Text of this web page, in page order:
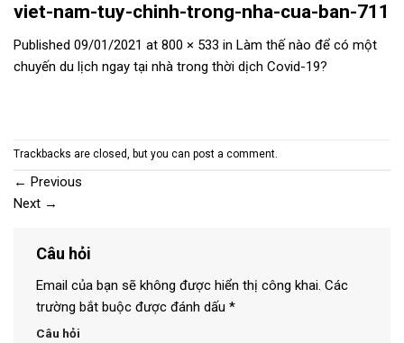
viet-nam-tuy-chinh-trong-nha-cua-ban-711
Published 09/01/2021 at 800 × 533 in Làm thế nào để có một
chuyến du lịch ngay tại nhà trong thời dịch Covid-19?
Trackbacks are closed, but you can post a comment
← Previous
Next →
Câu hỏi
Email của bạn sẽ không được hiển thị công khai. Các
trường bắt buộc được đánh dấu *
Câu hỏi